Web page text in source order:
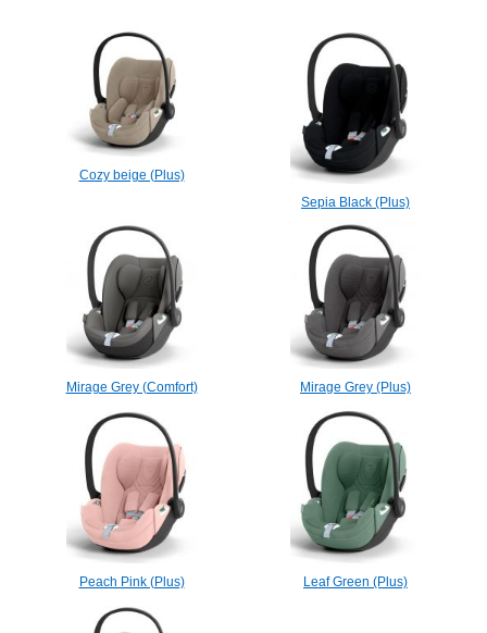
Cozy beige (Plus)
Sepia Black (Plus)
Mirage Grey (Comfort) Mirage Grey (Plus)
Peach Pink (Plus) Leaf Green (Plus)